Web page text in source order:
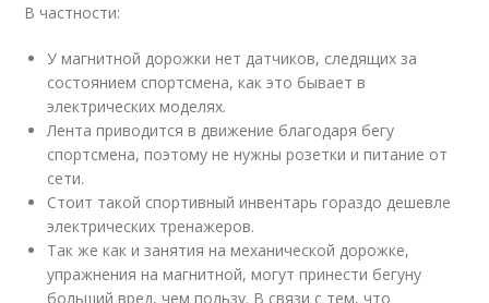
В частности:
У магнитной дорожки нет датчиков, следящих за
состоянием спортсмена, как это бывает в
электрических моделях.
Лента приводится в движение благодаря бегу
спортсмена, поэтому не нужны розетки и питание от
сети.
Стоит такой спортивный инвентарь гораздо дешевле
электрических тренажеров.
Так же как и занятия на механической дорожке,
упражнения на магнитной, могут принести бегуну
больший вред, чем пользу. В связи с тем, что